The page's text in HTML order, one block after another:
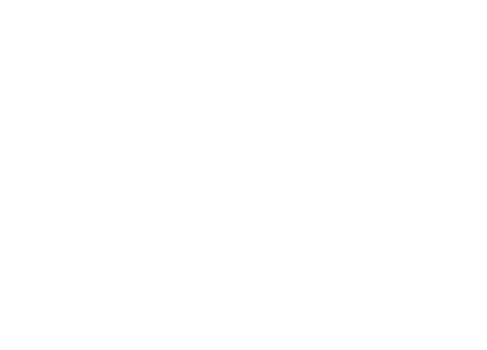
了承ください。
き作成されるも
をご了承くださ
御機器販売店・
ようお願いしま
ず変更すること
下、フタル酸ジブチ
要な手段を講じ
これらの製造装
、取り引きをい
ムロン制御